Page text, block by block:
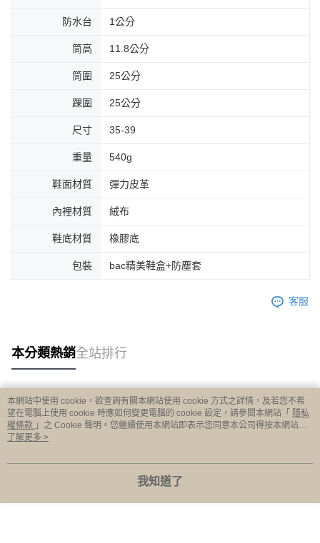
防水台 1公分
筒高 11.8公分
筒圍 25公分
踝圍 25公分
尺寸 35-39
重量 540g
鞋面材質 彈力皮革
內裡材質 絨布
鞋底材質 橡膠底
包裝 bac精美鞋盒+防塵套
客服
本分類熱銷全站排行
熱門標籤
本網站中使用 cookie，欲查詢有關本網站使用 cookie 方式之詳情，及若您不希
望在電腦上使用 cookie 時應如何變更電腦的 cookie 設定，請參閱本網站「 隱私
權條款 」之 Cookie 聲明。您繼續使用本網站即表示您同意本公司得按本網站使
用條款之 Cookie 聲明使用 cookie。
了解更多 >
我知道了